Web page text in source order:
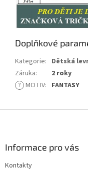
Doplňkové
Kategorie: Dětská
Záruka:
2 roky
? MOTIV: FANTASY
Informace pro vás
Kontakty